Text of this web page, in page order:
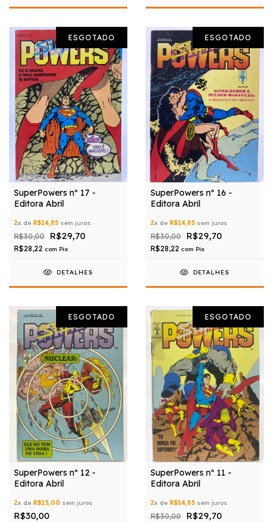
ESGOTADO
SuperPowers nº 17 -
Editora Abril
2x de R$14,85 sem juros
R$30,00 R$29,70
R$28,22 com Pix
DETALHES
ESGOTADO
SuperPowers nº 16 -
Editora Abril
2x de R$14,85 sem juros
R$30,00 R$29,70
R$28,22 com Pix
DETALHES
ESGOTADO
SuperPowers nº 12 -
Editora Abril
2x de R$15,00 sem juros
R$30,00
ESGOTADO
SuperPowers nº 11 -
Editora Abril
2x de R$14,85 sem juros
R$30,00 R$29,70